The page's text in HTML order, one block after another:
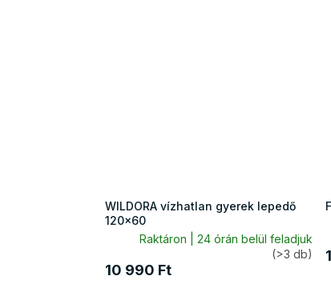
WILDORA vízhatlan gyerek lepedő
120x60
Raktáron | 24 órán belül feladjuk
(>3 db)
10 990 Ft